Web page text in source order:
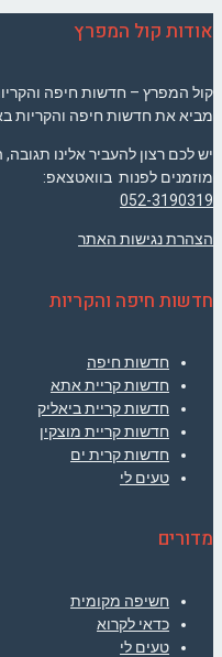
אודות קול המפרץ
קול המפרץ – חדשות חיפה
מביא את חדשות חיפה והקריות
יש לכם רצון להעביר אלינו
מוזמנים לפנות בוואטצאפ:
052-3190319
הצהרת נגישות האתר
חדשות חיפה והקריות
חדשות חיפה
חדשות קריית אתא
חדשות קריית ביאליק
חדשות קריית מוצקין
חדשות קרית ים
טעים לי
מדורים
חשיפה מקומית
כדאי לקרוא
טעים לי